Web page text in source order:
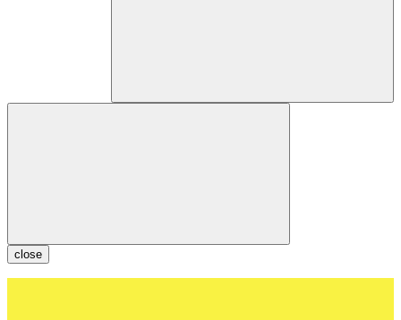
close